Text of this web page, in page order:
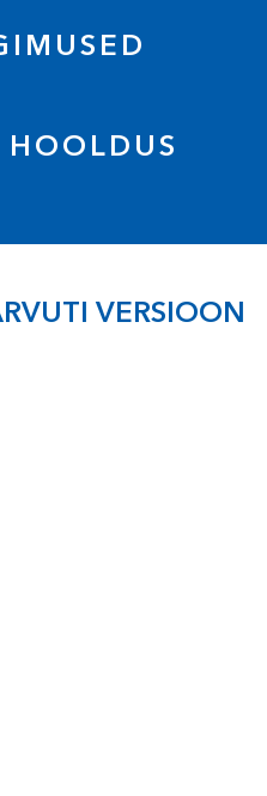
VERSIOON